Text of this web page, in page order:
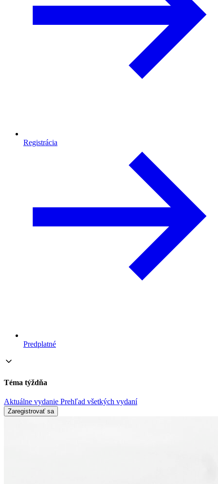
Registrácia
Predplatné
Téma týždňa
Aktuálne vydanie Prehľad všetkých vydaní
Zaregistrovať sa